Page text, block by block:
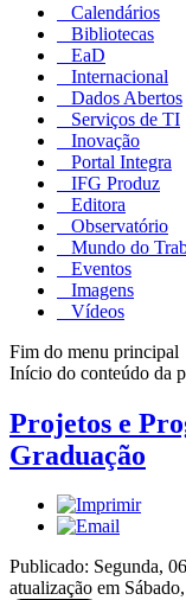
Calendários
Bibliotecas
EaD
Internacional
Dados Abertos
Serviços de TI
Inovação
Portal Integra
IFG Produz
Editora
Observatório
Mundo do
Eventos
Imagens
Vídeos
Fim do menu principal
Início do conteúdo da
Projetos e
Graduação
Publicado: Segunda,
atualização em